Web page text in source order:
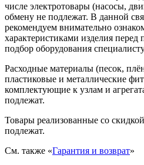
числе электротовары (насосы,
обмену не подлежат. В данной
рекомендуем внимательно
характеристиками изделия перед
подбор оборудования
Расходные материалы (песок,
пластиковые и металлические
комплектующие к узлам и
подлежат.
Товары реализованные со
подлежат.
См. также «Гарантия и возврат»